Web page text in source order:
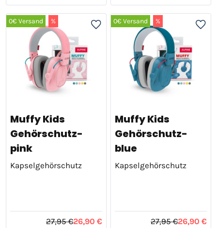
0€ Versand %
Muffy Kids
Gehörschutz-
pink
Kapselgehörschutz
27,95 €26,90 €
0€ Versand %
Muffy Kids
Gehörschutz-
blue
Kapselgehörschutz
27,95 €26,90 €